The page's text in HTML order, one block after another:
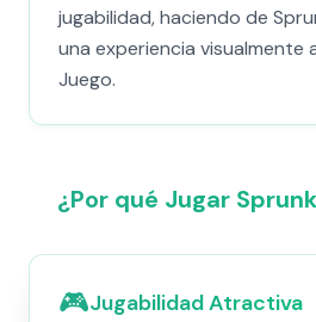
jugabilidad, haciendo de
una experiencia visualmente
Juego.
¿Por qué Jugar
🎮Jugabilidad Atractiva